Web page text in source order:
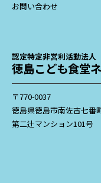
お問い合わせ
認定特定非営利活動法人
徳島こども食堂
〒770-0037
徳島県徳島市南佐古七番
第二辻マンション101号